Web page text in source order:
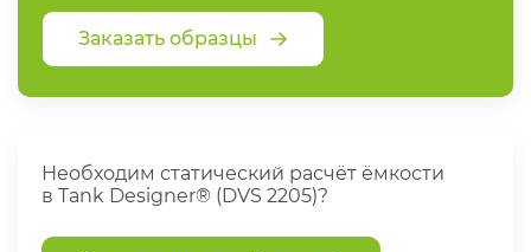
Заказать образцы
Необходим статический расчёт ёмкости
в Tank Designer® (DVS 2205)?